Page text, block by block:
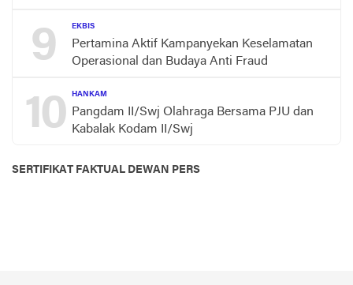
9 EKBIS
Pertamina Aktif Kampanyekan Keselamatan
Operasional dan Budaya Anti Fraud
10 HANKAM
Pangdam II/Swj Olahraga Bersama PJU dan
Kabalak Kodam II/Swj
SERTIFIKAT FAKTUAL DEWAN PERS